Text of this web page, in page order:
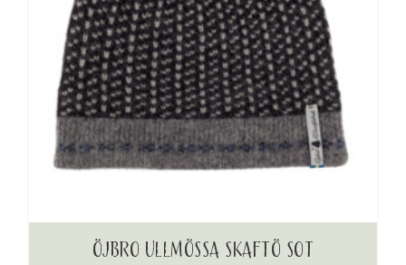
ÖJBRO ULLMÖSSA SKAFTÖ SOT